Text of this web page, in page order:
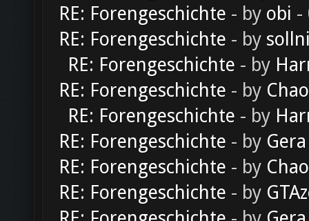
RE: Forengeschichte - by obi -
RE: Forengeschichte - by
RE: Forengeschichte - by
RE: Forengeschichte - by
RE: Forengeschichte - by
RE: Forengeschichte - by Gera
RE: Forengeschichte - by
RE: Forengeschichte - by